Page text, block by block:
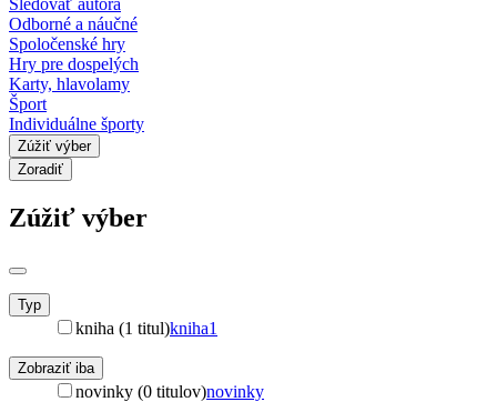
Odborné a náučné
Spoločenské hry
Hry pre dospelých
Karty, hlavolamy
Šport
Individuálne športy
Zúžiť výber
Zoradiť
Zúžiť výber
Typ
kniha (1 titul)kniha1
Zobraziť iba
novinky (0 titulov)novinky